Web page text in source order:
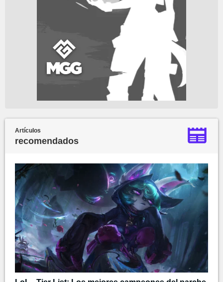
Artículos
recomendados